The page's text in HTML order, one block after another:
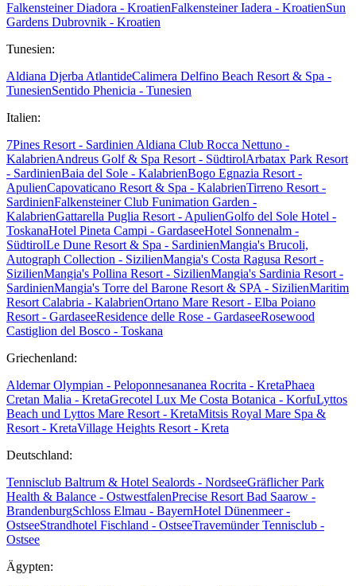
Falkensteiner Diadora - KroatienFalkensteiner Iadera - KroatienSun
Gardens Dubrovnik - Kroatien
Tunesien:
Aldiana Djerba AtlantideCalimera Delfino Beach Resort & Spa -
TunesienSentido Phenicia - Tunesien
Italien:
7Pines Resort - Sardinien Aldiana Club Rocca Nettuno -
KalabrienAndreus Golf & Spa Resort - SüdtirolArbatax Park Resort
- SardinienBaia del Sole - KalabrienBogo Egnazia Resort -
ApulienCapovaticano Resort & Spa - KalabrienTirreno Resort -
SardinienFalkensteiner Club Funimation Garden -
KalabrienGattarella Puglia Resort - ApulienGolfo del Sole Hotel -
ToskanaHotel Pineta Campi - GardaseeHotel Sonnenalm -
SüdtirolLe Dune Resort & Spa - SardinienMangia's Brucoli,
Autograph Collection - SizilienMangia's Costa Ragusa Resort -
SizilienMangia's Pollina Resort - SizilienMangia's Sardinia Resort -
SardinienMangia's Torre del Barone Resort & SPA - SizilienMaritim
Resort Calabria - KalabrienOrtano Mare Resort - Elba Poiano
Resort - GardaseeResidence delle Rose - GardaseeRosewood
Castiglion del Bosco - Toskana
Griechenland:
Aldemar Olympian - Peloponnesananea Rocrita - KretaPhaea
Cretan Malia - KretaGrecotel Lux Me Costa Botanica - KorfuLyttos
Beach und Lyttos Mare Resort - KretaMitsis Royal Mare Spa &
Resort - KretaVillage Heights Resort - Kreta
Deutschland:
Tennisclub Baltrum & Hotel Sealords - NordseeGräflicher Park
Health & Balance - OstwestfalenPrecise Resort Bad Saarow -
BrandenburgSchloss Elmau - BayernHotel Dünenmeer -
OstseeStrandhotel Fischland - OstseeTravemünder Tennisclub -
Ostsee
Ägypten: